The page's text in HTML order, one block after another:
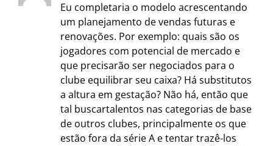
Eu completaria o modelo acrescentando
um planejamento de vendas futuras e
renovações. Por exemplo: quais são os
jogadores com potencial de mercado e
que precisarão ser negociados para o
clube equilibrar seu caixa? Há substitutos
a altura em gestação? Não há, então que
tal buscartalentos nas categorias de base
de outros clubes, principalmente os que
estão fora da série A e tentar trazê-los